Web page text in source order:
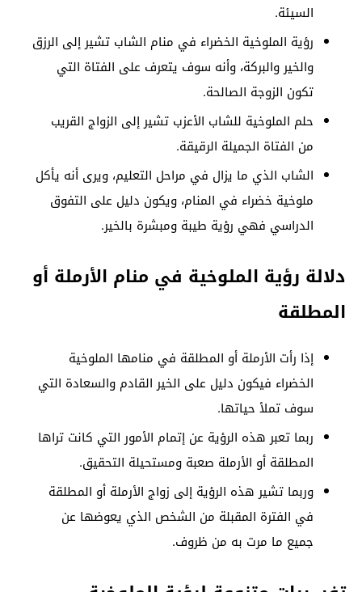
السيئة.
رؤية الملوخية الخضراء في منام الشاب تشير إلى الرزق
والخير والبركة، وأنه سوف يتعرف على الفتاة التي
تكون الزوجة الصالحة.
حلم الملوخية للشاب الأعزب تشير إلى الزواج القريب
من الفتاة الجميلة الرقيقة.
الشاب الذي ما يزال في مراحل التعليم، ويرى أنه يأكل
ملوخية خضراء في المنام، ويكون دليل على التفوق
الدراسي فهي رؤية طيبة ومبشرة بالخير.
دلالة رؤية الملوخية في منام الأرملة أو
المطلقة
إذا رأت الأرملة أو المطلقة في منامها الملوخية
الخضراء فيكون دليل على الخير القادم والسعادة التي
سوف تملأ حياتها.
ربما تعبر هذه الرؤية عن إتمام الأمور التي كانت تراها
المطلقة أو الأرملة صعبة ومستحيلة التحقيق.
وربما تشير هذه الرؤية إلى زواج الأرملة أو المطلقة
في الفترة المقبلة من الشخص الذي يعوضها عن
جميع ما مرت به من ظروف.